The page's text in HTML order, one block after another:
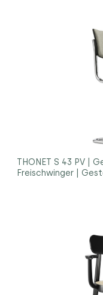
THONET S 43 PV |
Freischwinger |